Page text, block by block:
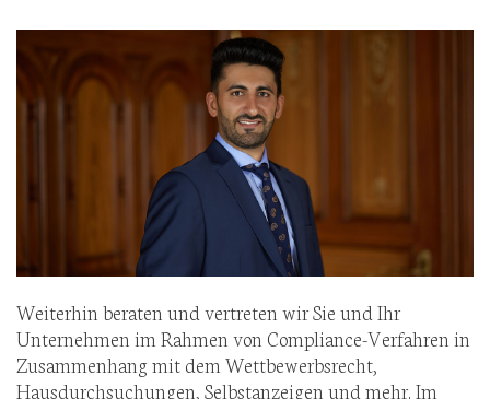
Weiterhin beraten und vertreten wir Sie und Ihr
Unternehmen im Rahmen von Compliance-Verfahren in
Zusammenhang mit dem Wettbewerbsrecht,
Hausdurchsuchungen, Selbstanzeigen und mehr. Im